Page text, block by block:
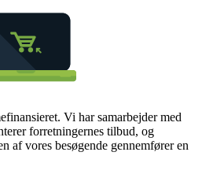
Vi har samarbejder med
forretningernes tilbud, og
af vores besøgende gennemfører en